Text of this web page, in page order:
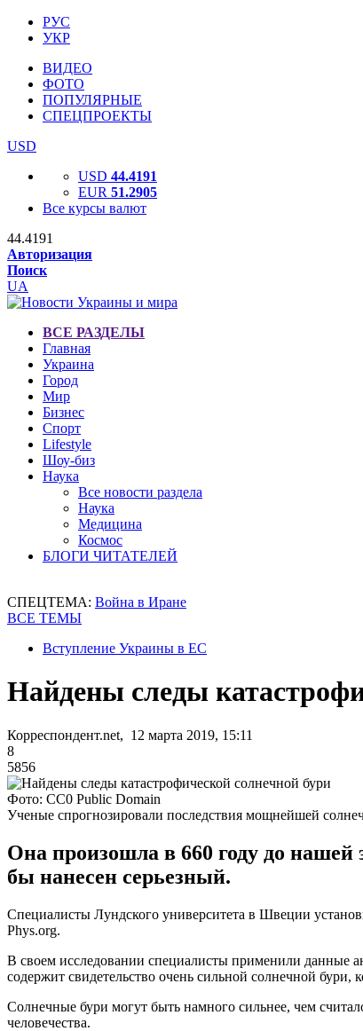
РУС
УКР
ВИДЕО
ФОТО
ПОПУЛЯРНЫЕ
СПЕЦПРОЕКТЫ
USD
USD 44.4191
EUR 51.2905
Все курсы валют
44.4191
Авторизация
Поиск
UA
ВСЕ РАЗДЕЛЫ
Главная
Украина
Город
Мир
Бизнес
Спорт
Lifestyle
Шоу-биз
Наука
Все новости раздела
Наука
Медицина
Космос
БЛОГИ ЧИТАТЕЛЕЙ
СПЕЦТЕМА: Война в Иране
ВСЕ ТЕМЫ
Вступление Украины в ЕС
Найдены следы
Корреспондент.net, 12 марта 2019, 15:11
8
5856
Фото: CC0 Public Domain
Ученые спрогнозировали последствия мощнейшей
Она произошла в 660 году до нашей
бы нанесен серьезный.
Специалисты Лундского университета в Швеции
Phys.org.
В своем исследовании специалисты применили данные
содержит свидетельство очень сильной солнечной
Солнечные бури могут быть намного сильнее, чем
человечества.